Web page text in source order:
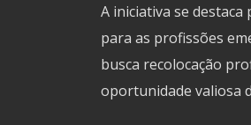
A iniciativa se
para as profissões
busca recolocação
oportunidade valiosa